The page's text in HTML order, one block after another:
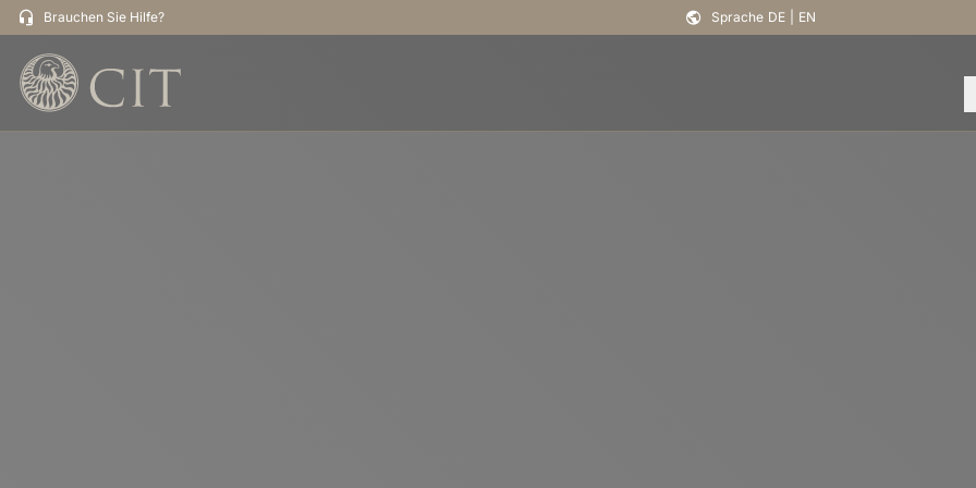
Brauchen Sie Hilfe? Sprache DE EN